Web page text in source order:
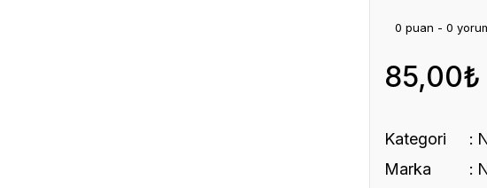
0 puan - 0
85,00₺
Kategori
Marka